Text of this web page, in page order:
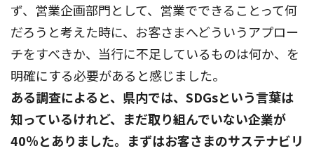
ず、営業企画部門として、営業でできることって何
だろうと考えた時に、お客さまへどういうアプロー
チをすべきか、当行に不足しているものは何か、を
明確にする必要があると感じました。
ある調査によると、県内では、SDGsという言葉は
知っているけれど、まだ取り組んでいない企業が
40％とありました。まずはお客さまのサステナビリ